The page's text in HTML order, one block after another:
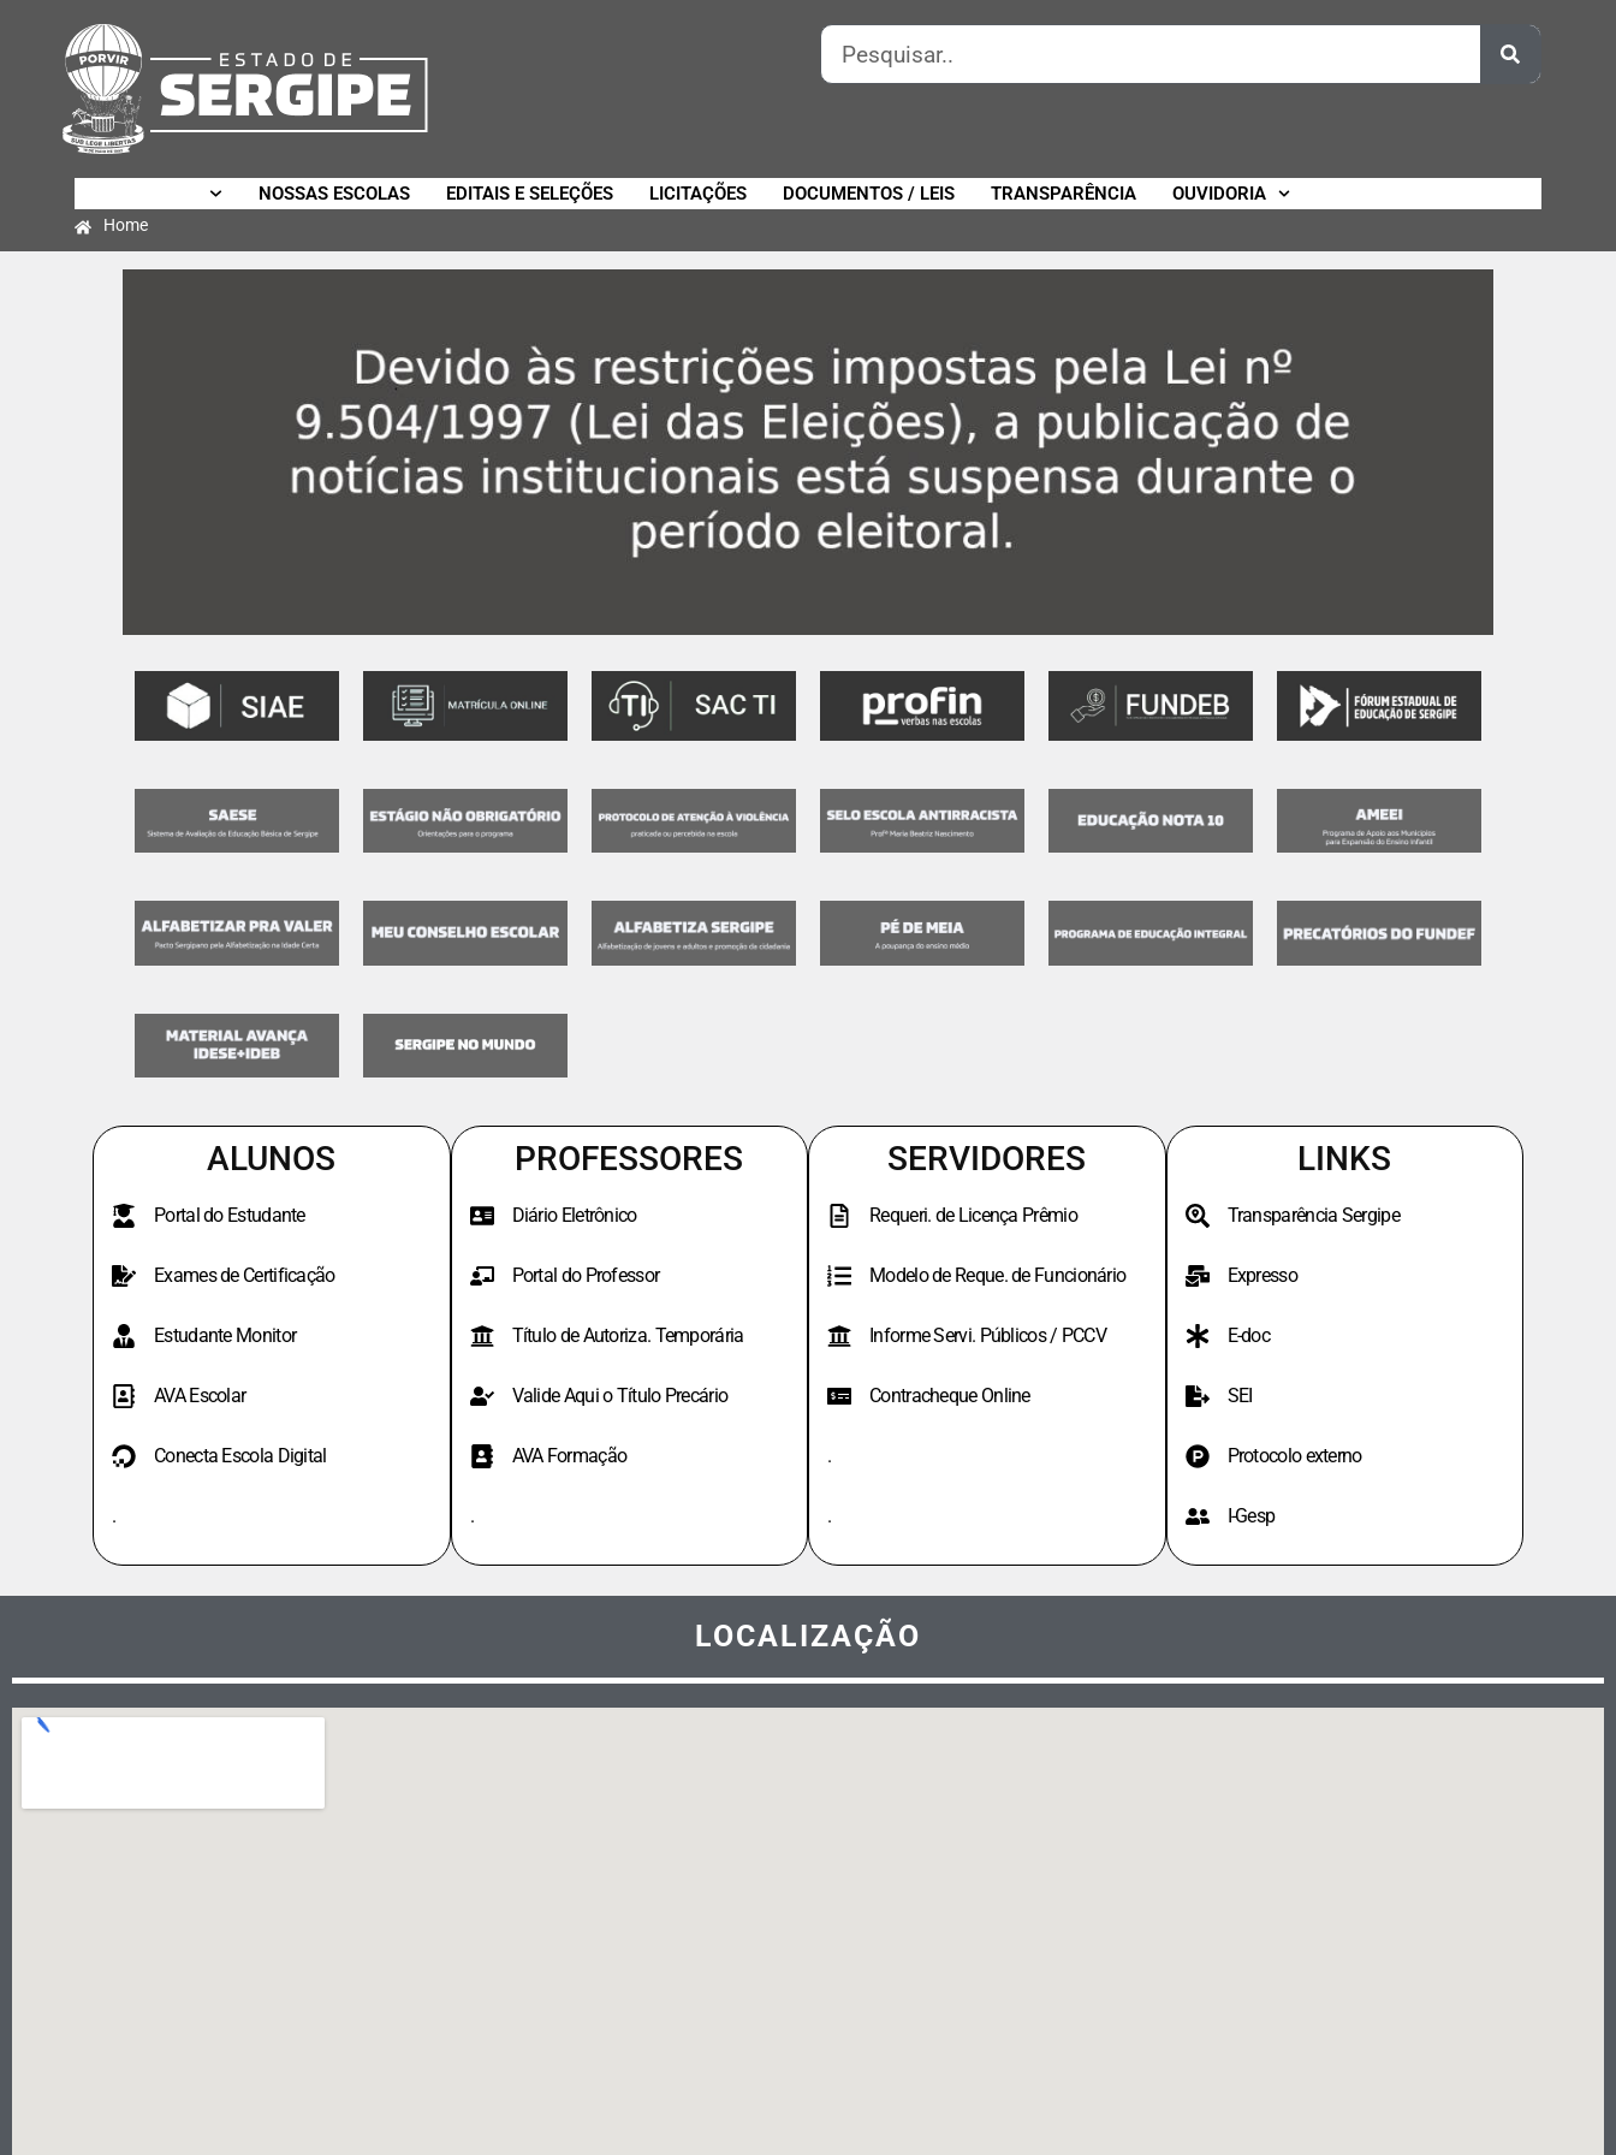
NOSSAS ESCOLAS EDITAIS E SELEÇÕES LICITAÇÕES DOCUMENTOS / LEIS TRANSPARÊNCIA OUVIDORIA
Home
ALUNOS
Portal do Estudante
Exames de Certificação
Estudante Monitor
AVA Escolar
Conecta Escola Digital
.
PROFESSORES
Diário Eletrônico
Portal do Professor
Título de Autoriza. Temporária
Valide Aqui o Título Precário
AVA Formação
.
SERVIDORES
Requeri. de Licença Prêmio
Modelo de Reque. de Funcionário
Informe Servi. Públicos / PCCV
Contracheque Online
.
.
LINKS
Transparência Sergipe
Expresso
E-doc
SEI
Protocolo externo
I-Gesp
LOCALIZAÇÃO